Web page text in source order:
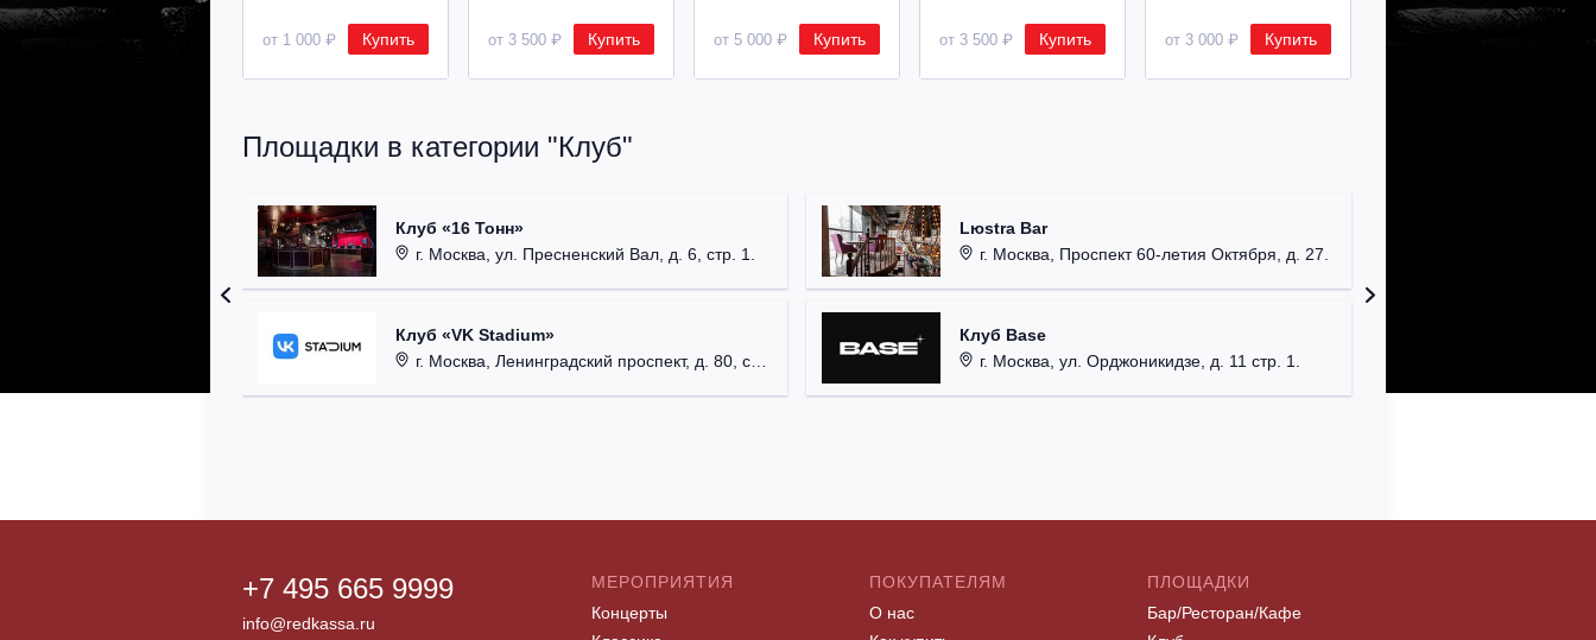
от 1 000 ₽ Купить от 3 500 ₽ Купить от 5 000 ₽ Купить от 3 500 ₽ Купить от 3 000 ₽ Купить
Площадки в категории "Клуб"
Клуб «16 Тонн»
г. Москва, ул. Пресненский Вал, д. 6, стр. 1.
Клуб «VK Stadium»
г. Москва, Ленинградский проспект, д. 80, стр. 17.
Lюstra Bar
г. Москва, Проспект 60-летия Октября, д. 27.
Клуб Base
г. Москва, ул. Орджоникидзе, д. 11 стр. 1.
+7 495 665 9999
info@redkassa.ru
МЕРОПРИЯТИЯ
Концерты
ПОКУПАТЕЛЯМ
О нас
ПЛОЩАДКИ
Бар/Ресторан/Кафе